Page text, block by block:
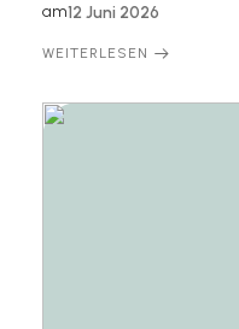
am12 Juni 2026
WEITERLESEN